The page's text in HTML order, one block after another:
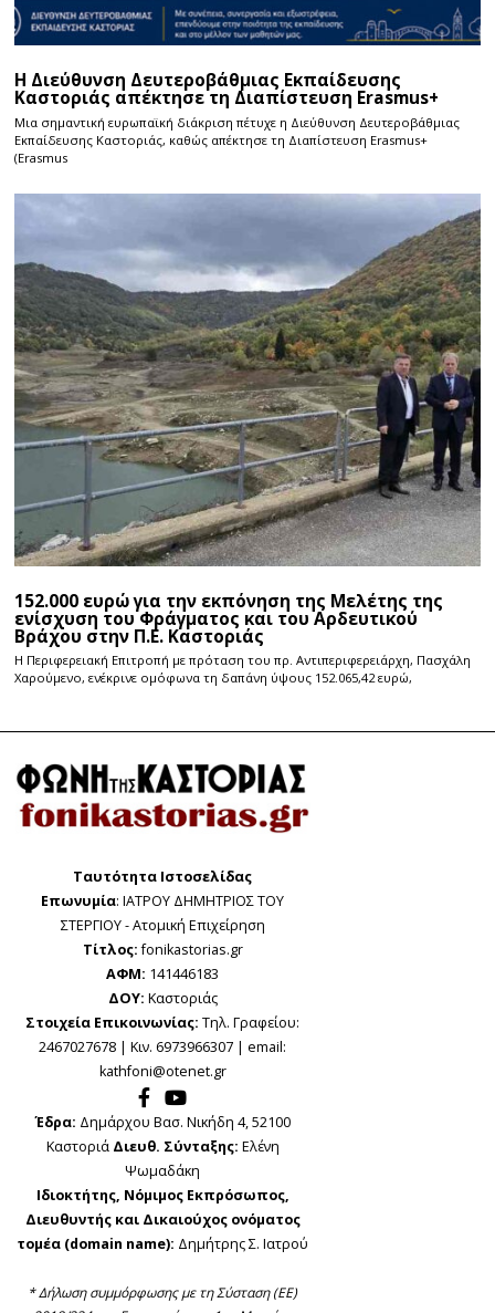
Η Διεύθυνση Δευτεροβάθμιας Εκπαίδευσης
Καστοριάς απέκτησε τη Διαπίστευση Erasmus+
Μια σημαντική ευρωπαϊκή διάκριση πέτυχε η Διεύθυνση Δευτεροβάθμιας
Εκπαίδευσης Καστοριάς, καθώς απέκτησε τη Διαπίστευση Erasmus+
(Erasmus
152.000 ευρώ για την εκπόνηση της Μελέτης της
ενίσχυση του Φράγματος και του Αρδευτικού
Βράχου στην Π.Ε. Καστοριάς
Η Περιφερειακή Επιτροπή με πρόταση του πρ. Αντιπεριφερειάρχη, Πασχάλη
Χαρούμενο, ενέκρινε ομόφωνα τη δαπάνη ύψους 152.065,42 ευρώ,
Ταυτότητα Ιστοσελίδας
Επωνυμία: ΙΑΤΡΟΥ ΔΗΜΗΤΡΙΟΣ ΤΟΥ
ΣΤΕΡΓΙΟΥ - Ατομική Επιχείρηση
Τίτλος:fonikastorias.gr
ΑΦΜ: 141446183
ΔΟΥ: Καστοριάς
Στοιχεία Επικοινωνίας: Τηλ. Γραφείου:
2467027678 | Κιν. 6973966307 | email:
kathfoni@otenet.gr
Έδρα: Δημάρχου Βασ. Νικήδη 4, 52100
Καστοριά Διευθ. Σύνταξης: Ελένη
Ψωμαδάκη
Ιδιοκτήτης, Νόμιμος Εκπρόσωπος,
Διευθυντής και Δικαιούχος ονόματος
τομέα (domain name): Δημήτρης Σ. Ιατρού
* Δήλωση συμμόρφωσης με τη Σύσταση (ΕΕ)